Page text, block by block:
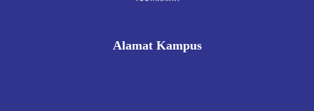
Alamat Kampus